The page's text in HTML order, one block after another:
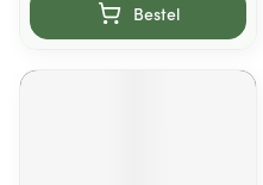
Bestel